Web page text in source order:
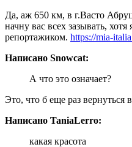
Да, аж 650 км, в г.Васто
начну вас всех зазывать,
репортажиком. https://mia-
Написано Snowcat:
А что это означает?
Это, что б еще раз вернуться
Написано TaniaLerro:
какая красота